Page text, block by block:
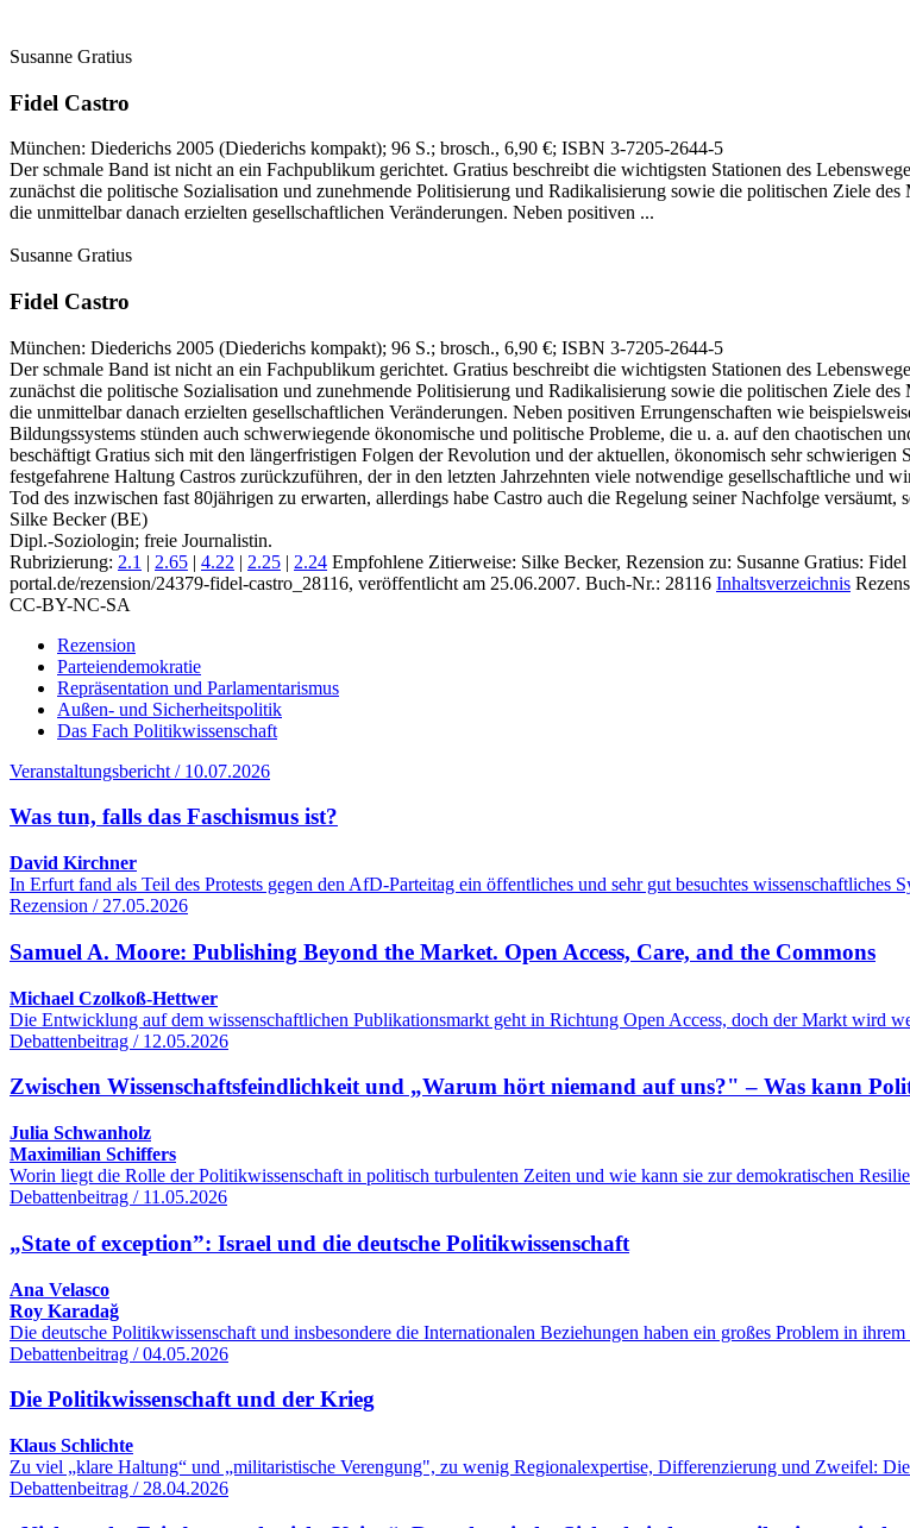
Susanne Gratius
Fidel Castro
München: Diederichs 2005 (Diederichs kompakt); 96 S.; brosch., 6,90 €; ISBN 3-7205-2644-5
Der schmale Band ist nicht an ein Fachpublikum gerichtet. Gratius beschreibt die wichtigsten Stationen des
zunächst die politische Sozialisation und zunehmende Politisierung und Radikalisierung sowie die politischen Ziele
die unmittelbar danach erzielten gesellschaftlichen Veränderungen. Neben positiven ...
Susanne Gratius
Fidel Castro
München: Diederichs 2005 (Diederichs kompakt); 96 S.; brosch., 6,90 €; ISBN 3-7205-2644-5
Der schmale Band ist nicht an ein Fachpublikum gerichtet. Gratius beschreibt die wichtigsten Stationen des
zunächst die politische Sozialisation und zunehmende Politisierung und Radikalisierung sowie die politischen Ziele
die unmittelbar danach erzielten gesellschaftlichen Veränderungen. Neben positiven Errungenschaften wie
Bildungssystems stünden auch schwerwiegende ökonomische und politische Probleme, die u. a. auf den chaotischen
beschäftigt Gratius sich mit den längerfristigen Folgen der Revolution und der aktuellen, ökonomisch sehr
festgefahrene Haltung Castros zurückzuführen, der in den letzten Jahrzehnten viele notwendige gesellschaftliche und
Tod des inzwischen fast 80jährigen zu erwarten, allerdings habe Castro auch die Regelung seiner Nachfolge
Silke Becker (BE)
Dipl.-Soziologin; freie Journalistin.
Rubrizierung: 2.1 | 2.65 | 4.22 | 2.25 | 2.24 Empfohlene Zitierweise: Silke Becker, Rezension zu: Susanne Gratius:
portal.de/rezension/24379-fidel-castro_28116, veröffentlicht am 25.06.2007. Buch-Nr.: 28116 Inhaltsverzeichnis
CC-BY-NC-SA
Rezension
Parteiendemokratie
Repräsentation und Parlamentarismus
Außen- und Sicherheitspolitik
Das Fach Politikwissenschaft
Veranstaltungsbericht / 10.07.2026
Was tun, falls das Faschismus ist?
David Kirchner
In Erfurt fand als Teil des Protests gegen den AfD-Parteitag ein öffentliches und sehr gut besuchtes
Rezension / 27.05.2026
Samuel A. Moore: Publishing Beyond the Market. Open Access, Care, and the Commons
Michael Czolkoß-Hettwer
Die Entwicklung auf dem wissenschaftlichen Publikationsmarkt geht in Richtung Open Access, doch der Markt
Debattenbeitrag / 12.05.2026
Zwischen Wissenschaftsfeindlichkeit und „Warum hört niemand auf uns?" – Was kann
Julia Schwanholz
Maximilian Schiffers
Worin liegt die Rolle der Politikwissenschaft in politisch turbulenten Zeiten und wie kann sie zur demokratischen
Debattenbeitrag / 11.05.2026
„State of exception”: Israel und die deutsche Politikwissenschaft
Ana Velasco
Roy Karadağ
Die deutsche Politikwissenschaft und insbesondere die Internationalen Beziehungen haben ein großes Problem in
Debattenbeitrag / 04.05.2026
Die Politikwissenschaft und der Krieg
Klaus Schlichte
Zu viel „klare Haltung“ und „militaristische Verengung", zu wenig Regionalexpertise, Differenzierung und Zweifel:
Debattenbeitrag / 28.04.2026